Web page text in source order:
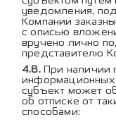
уведомления,
Компании
с описью
вручено лично
представителю
При наличии
информационных
субъект может
об отписке от
способами: